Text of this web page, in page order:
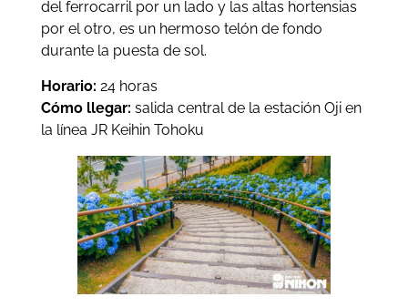
del ferrocarril por un lado y las altas hortensias
por el otro, es un hermoso telón de fondo
durante la puesta de sol.
Horario: 24 horas
Cómo llegar: salida central de la estación Oji en
la línea JR Keihin Tohoku